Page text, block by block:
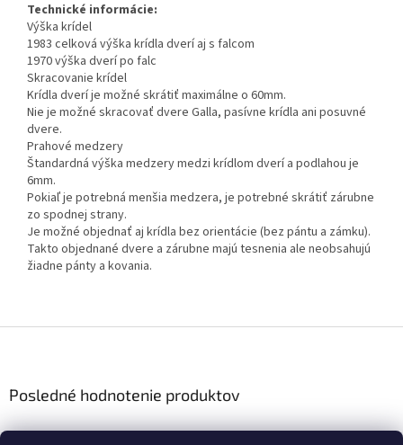
Technické informácie:
Výška krídel
1983 celková výška krídla dverí aj s falcom
1970 výška dverí po falc
Skracovanie krídel
Krídla dverí je možné skrátiť maximálne o 60mm.
Nie je možné skracovať dvere Galla, pasívne krídla ani posuvné
dvere.
Prahové medzery
Štandardná výška medzery medzi krídlom dverí a podlahou je
6mm.
Pokiaľ je potrebná menšia medzera, je potrebné skrátiť zárubne
zo spodnej strany.
Je možné objednať aj krídla bez orientácie (bez pántu a zámku).
Takto objednané dvere a zárubne majú tesnenia ale neobsahujú
žiadne pánty a kovania.
i
Posledné hodnotenie produktov
Interiérové dvere DRE – Standard 20 Falcové